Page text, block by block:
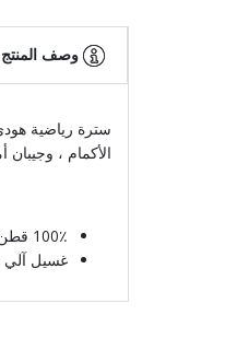
وصف المنتج
الأكمام ،
100٪ قطن
غسيل آلي 30 درجة مئوية